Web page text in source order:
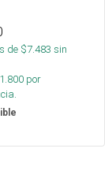
de $7.483 sin
1.800 por